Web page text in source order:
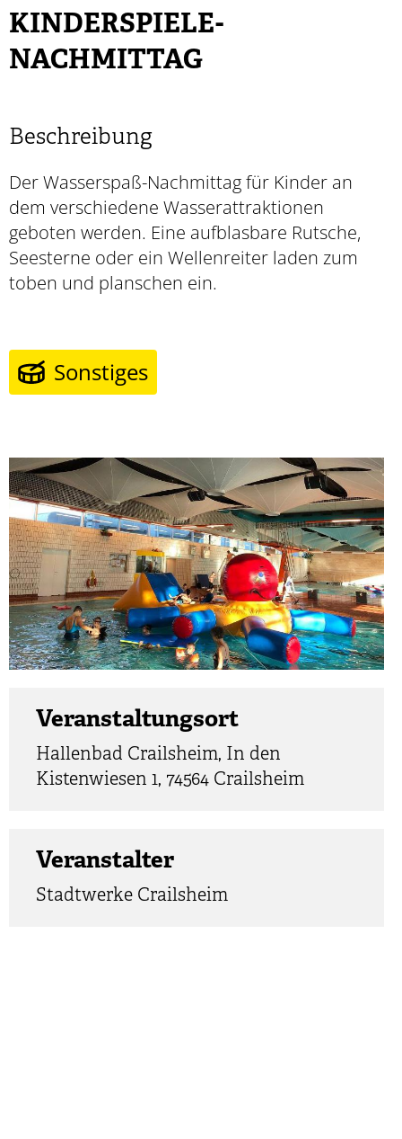
KINDERSPIELE-
NACHMITTAG
Beschreibung
Der Wasserspaß-Nachmittag für Kinder an
dem verschiedene Wasserattraktionen
geboten werden. Eine aufblasbare Rutsche,
Seesterne oder ein Wellenreiter laden zum
toben und planschen ein.
Sonstiges
Veranstaltungsort
Hallenbad Crailsheim, In den
Kistenwiesen 1, 74564 Crailsheim
Veranstalter
Stadtwerke Crailsheim